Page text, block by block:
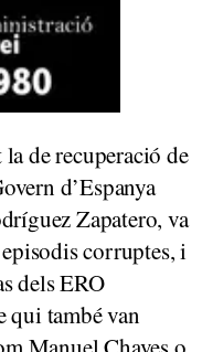
la de recuperació de
d’Espanya
Zapatero, va
corruptes, i
dels ERO
qui també van